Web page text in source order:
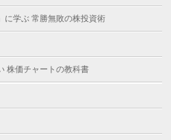
に学ぶ 常勝無敗の株投資術
株価チャートの教科書